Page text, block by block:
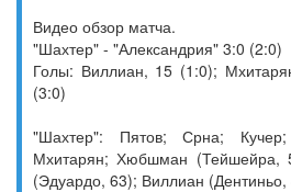
Видео обзор матча.
"Шахтер" - "Александрия" 3:0 (2:0)
Голы: Виллиан, 15 (1:0);
(3:0)
"Шахтер": Пятов; Срна;
Мхитарян; Хюбшман (Тейшейра,
(Эдуардо, 63); Виллиан